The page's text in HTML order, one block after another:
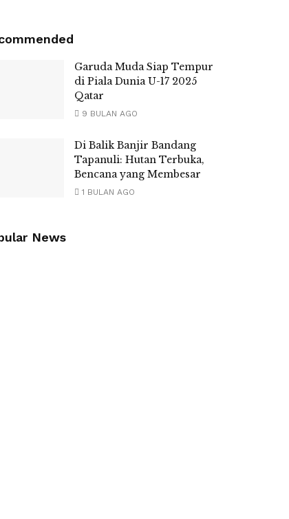
Garuda Muda Siap Tempur
di Piala Dunia U-17 2025
Qatar
9 BULAN AGO
Di Balik Banjir Bandang
Tapanuli: Hutan Terbuka,
Bencana yang Membesar
1 BULAN AGO
News